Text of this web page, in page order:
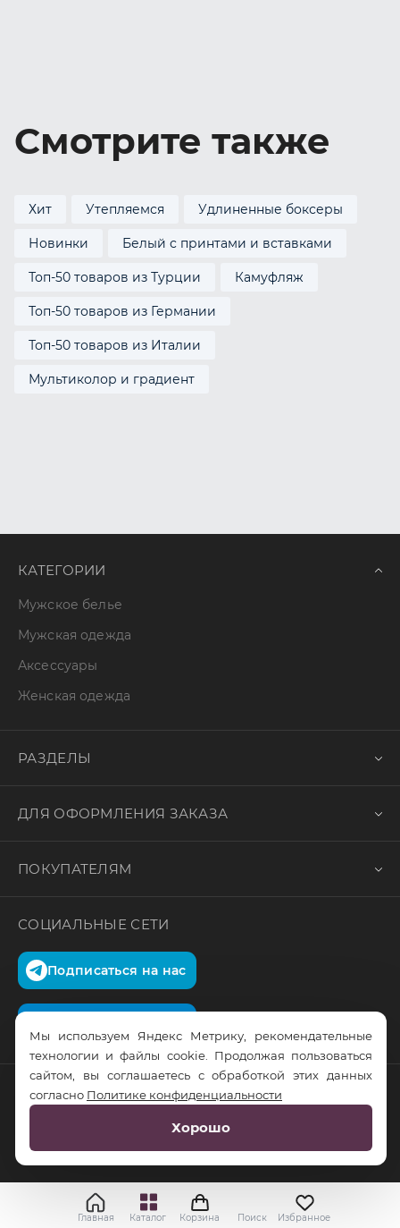
Смотрите также
Хит Утепляемся Удлиненные боксеры
Новинки Белый с принтами и вставками
Топ-50 товаров из Турции Камуфляж
Топ-50 товаров из Германии
Топ-50 товаров из Италии
Мультиколор и градиент
КАТЕГОРИИ
Мужское белье
Мужская одежда
Аксессуары
Женская одежда
РАЗДЕЛЫ
ДЛЯ ОФОРМЛЕНИЯ ЗАКАЗА
ПОКУПАТЕЛЯМ
СОЦИАЛЬНЫЕ СЕТИ
Подписаться на нас
© RusTrus. 2011-2026. Все права защищены
RS Digital
Главная Каталог Корзина Поиск Избранное
Мы используем Яндекс Метрику, рекомендательные
технологии и файлы cookie. Продолжая пользоваться
сайтом, вы соглашаетесь с обработкой этих данных
согласно Политике конфиденциальности
Хорошо